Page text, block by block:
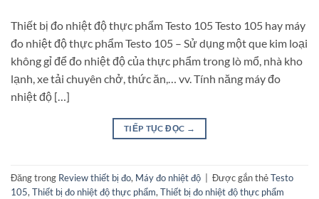
Thiết bị đo nhiệt độ thực phẩm Testo 105 Testo 105 hay máy
đo nhiệt độ thực phẩm Testo 105 – Sử dụng một que kim loại
không gỉ để đo nhiệt độ của thực phẩm trong lò mổ, nhà kho
lạnh, xe tải chuyên chở, thức ăn,… vv. Tính năng máy đo
nhiệt độ […]
TIẾP TỤC ĐỌC →
Đăng trong Review thiết bị đo, Máy đo nhiệt độ | Được gắn thẻTesto
105, Thiết bị đo nhiệt độ thực phẩm, Thiết bị đo nhiệt độ thực phẩm